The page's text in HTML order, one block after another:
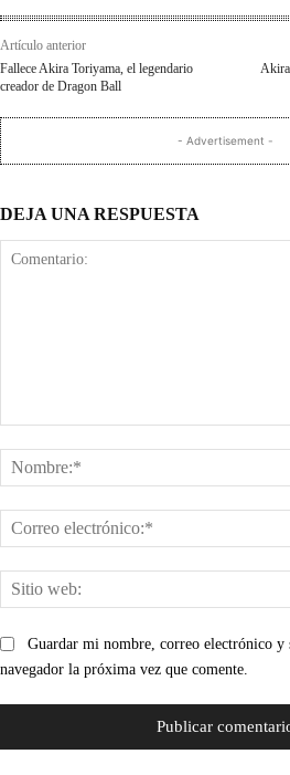
Artículo anterior
Fallece Akira Toriyama, el legendario
creador de Dragon Ball
- Advertisement -
DEJA UNA RESPUESTA
Guardar mi nombre, correo electrónico y
navegador la próxima vez que comente.